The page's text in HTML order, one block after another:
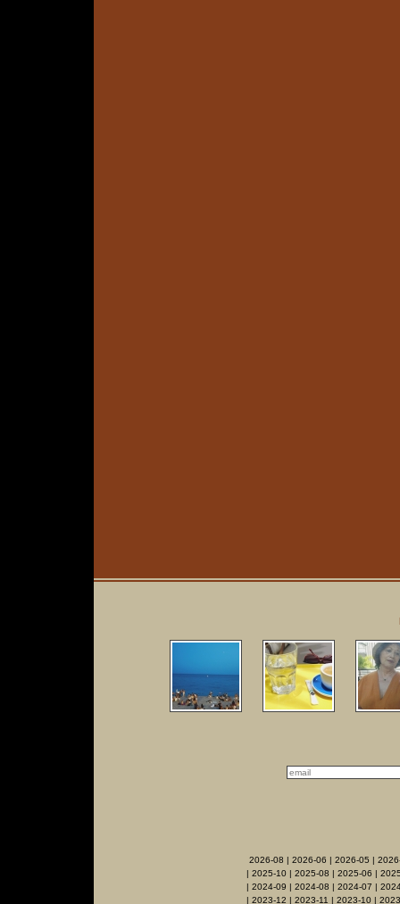
2026-08 | 2026-06 | 2026-05 |
| 2025-10| 2025-08 | 2025-06 |
| 2024-09 | 2024-08 | 2024-07 |
| 2023-12 | 2023-11 | 2023-10 |